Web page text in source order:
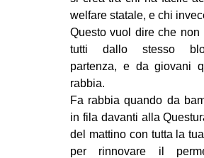
welfare statale, e chi
Questo vuol dire che non
tutti dallo stesso
partenza, e da giovani
rabbia.
Fa rabbia quando da
in fila davanti alla
del mattino con tutta la
per rinnovare il